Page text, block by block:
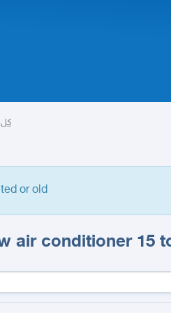
كل
or old
air conditioner 15